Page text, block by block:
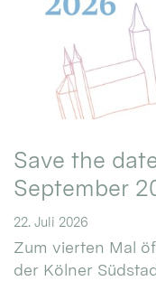
Save the
September
22. Juli 2026
Zum vierten Mal
der Kölner